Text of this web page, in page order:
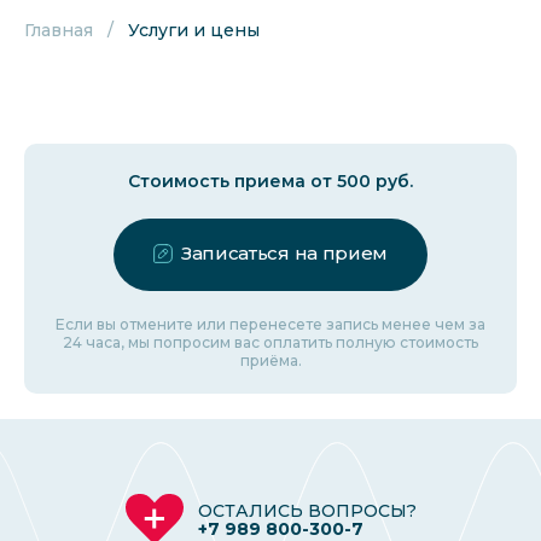
Главная Услуги и цены
Стоимость приема от 500 руб.
Записаться на прием
Если вы отмените или перенесете запись менее чем за
24 часа, мы попросим вас оплатить полную стоимость
приёма.
ОСТАЛИСЬ ВОПРОСЫ?
+7 989 800-300-7